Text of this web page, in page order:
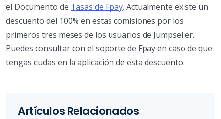
el Documento de Tasas de Fpay. Actualmente existe un
descuento del 100% en estas comisiones por los
primeros tres meses de los usuarios de Jumpseller.
Puedes consultar con el soporte de Fpay en caso de que
tengas dudas en la aplicación de esta descuento.
Artículos Relacionados